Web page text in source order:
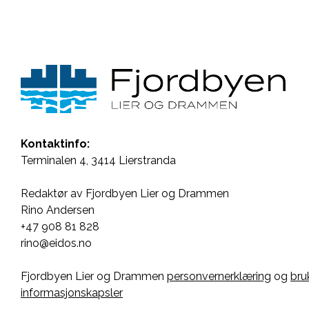
Kontaktinfo:
Terminalen 4, 3414 Lierstranda
Redaktør av Fjordbyen Lier og Drammen
Rino Andersen
+47 908 81 828
rino@eidos.no
Fjordbyen Lier og Drammen personvernerklæring og
informasjonskapsler